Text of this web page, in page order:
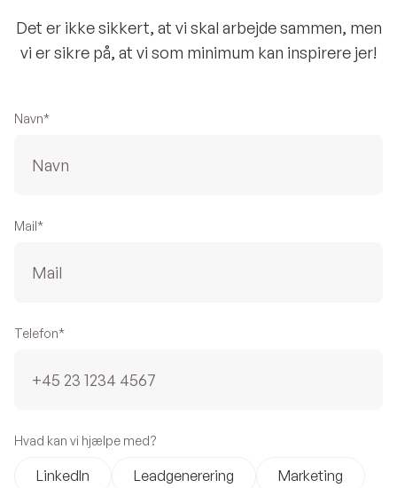
Det er ikke sikkert, at vi skal arbejde sammen, men
vi er sikre på, at vi som minimum kan inspirere jer!
Navn*
Mail*
Telefon*
Hvad kan vi hjælpe med?
LinkedIn Leadgenerering Marketing